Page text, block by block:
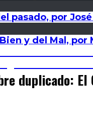
pasado, por
y del Mal, por
duplicado: